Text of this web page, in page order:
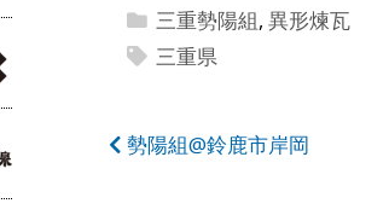
三重勢陽組, 異形煉瓦
三重県
投勢陽組@鈴鹿市岸岡